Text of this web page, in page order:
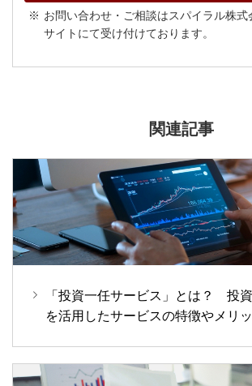
お問い合わせ・ご相談はスパイラル株式
サイトにて受け付けております。
関連記事
「投資一任サービス」とは？ 投
を活用したサービスの特徴やメリ